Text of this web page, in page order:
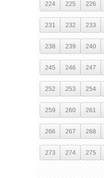
224 225 226
231 232 233
238 239 240
245 246 247
252 253 254
259 260 261
266 267 268
273 274 275